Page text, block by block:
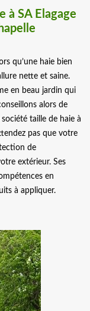
à SA Elagage
qu’une haie bien
nette et saine.
en beau jardin qui
alors de
taille de haie à
pas que votre
de
extérieur. Ses
en
à appliquer.